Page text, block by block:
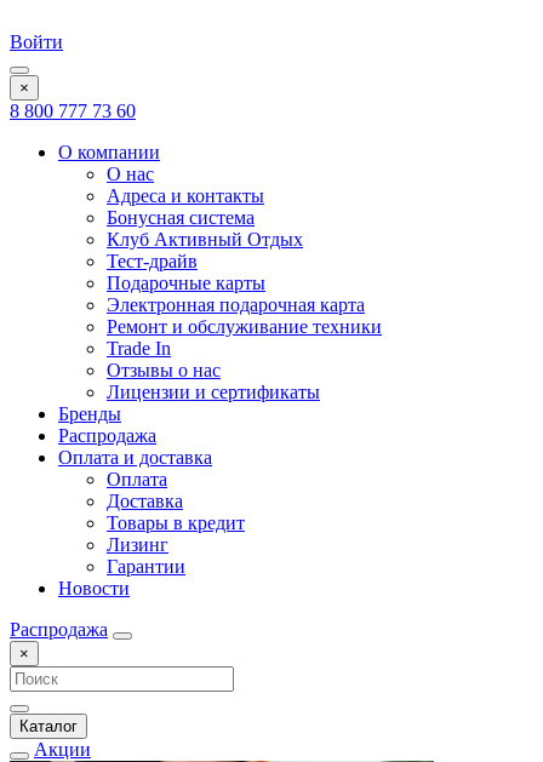
Войти
×
8 800 777 73 60
О компании
О нас
Адреса и контакты
Бонусная система
Клуб Активный Отдых
Тест-драйв
Подарочные карты
Электронная подарочная карта
Ремонт и обслуживание техники
Trade In
Отзывы о нас
Лицензии и сертификаты
Бренды
Распродажа
Оплата и доставка
Оплата
Доставка
Товары в кредит
Лизинг
Гарантии
Новости
Распродажа
×
Каталог
Акции